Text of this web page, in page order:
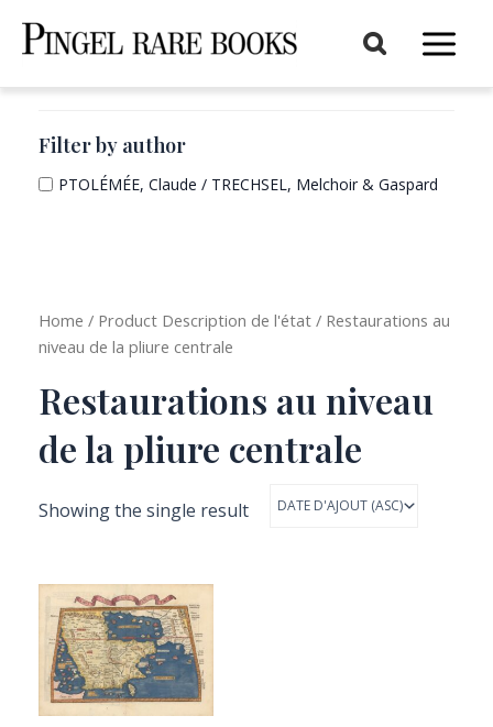
Main
Filter by author
PTOLÉMÉE, Claude / TRECHSEL, Melchoir & Gaspard
Home / Product Description de l'état / Restaurations au
niveau de la pliure centrale
Restaurations au niveau
de la pliure centrale
Showing the single result